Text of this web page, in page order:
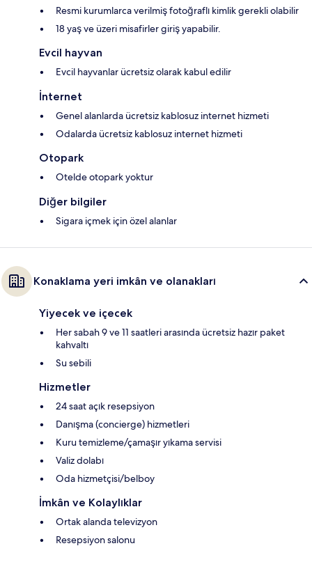
Resmi kurumlarca verilmiş fotoğraflı kimlik gerekli olabilir
18 yaş ve üzeri misafirler giriş yapabilir.
Evcil hayvan
Evcil hayvanlar ücretsiz olarak kabul edilir
İnternet
Genel alanlarda ücretsiz kablosuz internet hizmeti
Odalarda ücretsiz kablosuz internet hizmeti
Otopark
Otelde otopark yoktur
Diğer bilgiler
Sigara içmek için özel alanlar
Konaklama yeri imkân ve olanakları
Yiyecek ve içecek
Her sabah 9 ve 11 saatleri arasında ücretsiz hazır paket
kahvaltı
Su sebili
Hizmetler
24 saat açık resepsiyon
Danışma (concierge) hizmetleri
Kuru temizleme/çamaşır yıkama servisi
Valiz dolabı
Oda hizmetçisi/belboy
İmkân ve Kolaylıklar
Ortak alanda televizyon
Resepsiyon salonu